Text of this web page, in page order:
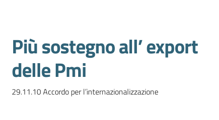
Studi
e
Statistica
Salta al contenuto
Più sostegno all’ export
delle Pmi
29.11.10 Accordo per l’internazionalizzazione